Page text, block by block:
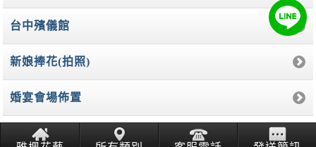
台中殯儀館
新娘捧花(拍照)
婚宴會場佈置